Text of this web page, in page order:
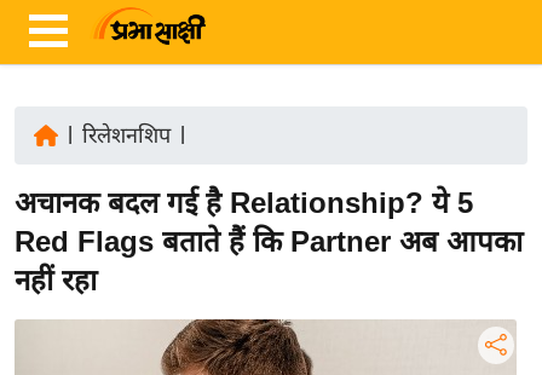
ज़ा
ख
र
रिलेशनशिप|
अचानक बदल गई है Relationship? ये 5
Red Flags बताते हैं कि Partner अब आपका
नहीं रहा